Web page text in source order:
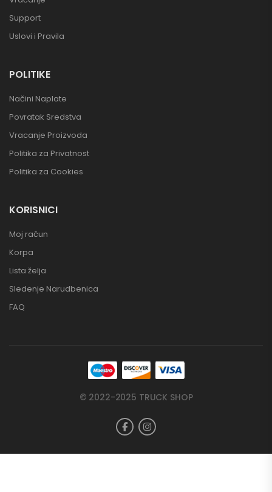
Support
Uslovi i Pravila
POLITIKE
Načini Naplate
Povratak Sredstva
Vracanje Proizvoda
Politika za Privatnost
Politika za Cookies
KORISNICI
Moj račun
Korpa
Lista želja
Sledenje Narudbenica
FAQ
© 2022-2025 TRUCK SHOP